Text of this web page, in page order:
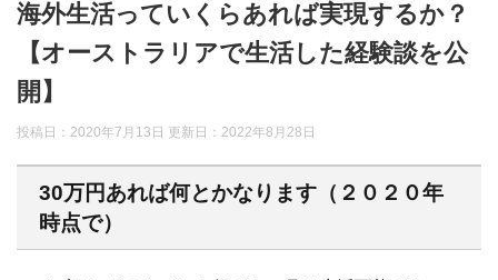
海外生活っていくらあれば実現するか？
【オーストラリアで生活した経験談を公
開】
投稿日：2020年7月13日 更新日： 2022年8月28日
30万円あれば何とかなります（２０２０年
時点で）